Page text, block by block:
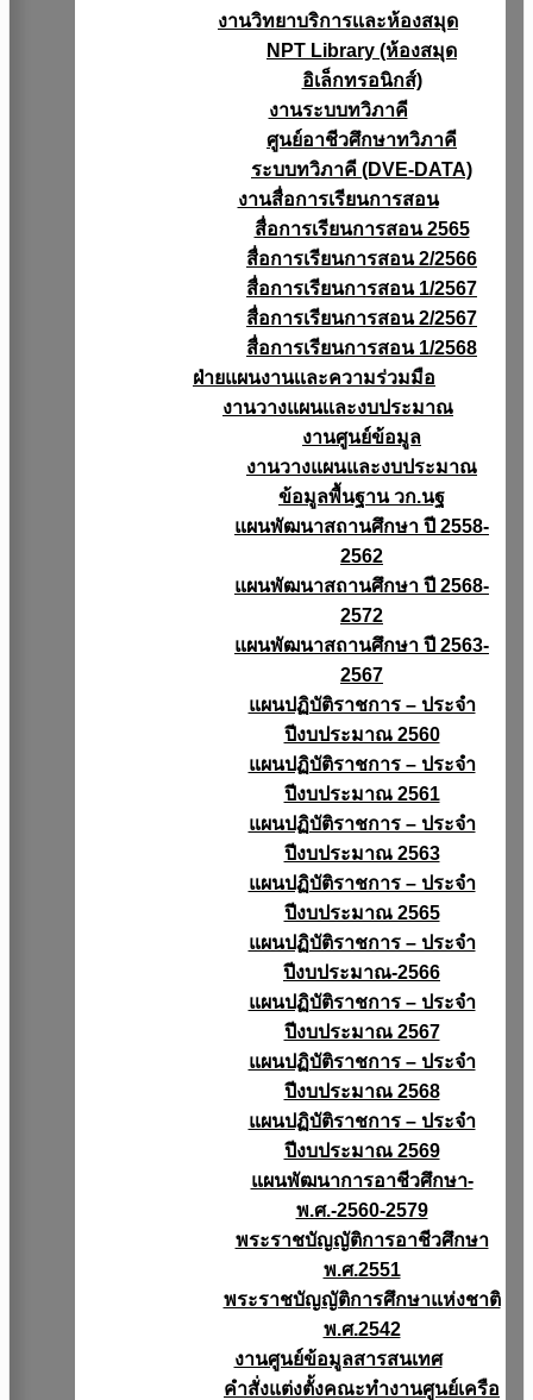
งานวิทยาบริการเเละห้องสมุด
NPT Library (ห้องสมุด
อิเล็กทรอนิกส์)
งานระบบทวิภาคี
ศูนย์อาชีวศึกษาทวิภาคี
ระบบทวิภาคี (DVE-DATA)
งานสื่อการเรียนการสอน
สื่อการเรียนการสอน 2565
สื่อการเรียนการสอน 2/2566
สื่อการเรียนการสอน 1/2567
สื่อการเรียนการสอน 2/2567
สื่อการเรียนการสอน 1/2568
ฝ่ายแผนงานเเละความร่วมมือ
งานวางแผนเเละงบประมาณ
งานศูนย์ข้อมูล
งานวางแผนและงบประมาณ
ข้อมูลพื้นฐาน วก.นฐ
แผนพัฒนาสถานศึกษา ปี 2558-
2562
แผนพัฒนาสถานศึกษา ปี 2568-
2572
แผนพัฒนาสถานศึกษา ปี 2563-
2567
แผนปฏิบัติราชการ – ประจำ
ปีงบประมาณ 2560
แผนปฏิบัติราชการ – ประจำ
ปีงบประมาณ 2561
แผนปฏิบัติราชการ – ประจำ
ปีงบประมาณ 2563
แผนปฏิบัติราชการ – ประจำ
ปีงบประมาณ 2565
แผนปฏิบัติราชการ – ประจำ
ปีงบประมาณ-2566
แผนปฏิบัติราชการ – ประจำ
ปีงบประมาณ 2567
แผนปฏิบัติราชการ – ประจำ
ปีงบประมาณ 2568
แผนปฏิบัติราชการ – ประจำ
ปีงบประมาณ 2569
แผนพัฒนาการอาชีวศึกษา-
พ.ศ.-2560-2579
พระราชบัญญัติการอาชีวศึกษา
พ.ศ.2551
พระราชบัญญัติการศึกษาแห่งชาติ
พ.ศ.2542
งานศูนย์ข้อมูลสารสนเทศ
คำสั่งแต่งตั้งคณะทำงานศูนย์เครือ